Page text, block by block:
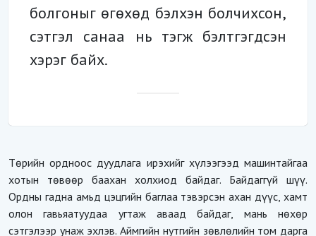
болгоныг өгөхөд бэлхэн болчихсон,
сэтгэл санаа нь тэгж бэлтгэгдсэн
хэрэг байх.
Төрийн ордноос дуудлага ирэхийг хүлээгээд машинтайгаа
хотын төвөөр баахан холхиод байдаг. Байдаггүй шүү.
Ордны гадна амьд цэцгийн баглаа тэвэрсэн ахан дүүс, хамт
олон гавьяатуудаа угтаж аваад байдаг, мань нөхөр
сэтгэлээр унаж эхлэв. Аймгийн нутгийн зөвлөлийн том дарга